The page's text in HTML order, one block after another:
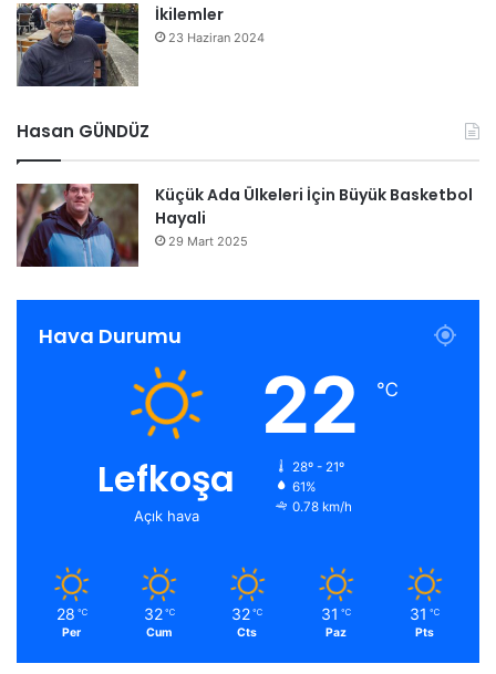
İkilemler
23 Haziran 2024
Hasan GÜNDÜZ
Küçük Ada Ülkeleri İçin Büyük Basketbol
Hayali
29 Mart 2025
Hava Durumu
Lefkoşa
Açık hava
22 ℃
28º - 21º
61%
0.78 km/h
28 ℃
Per
32 ℃
Cum
32 ℃
Cts
31 ℃
Paz
31 ℃
Pts